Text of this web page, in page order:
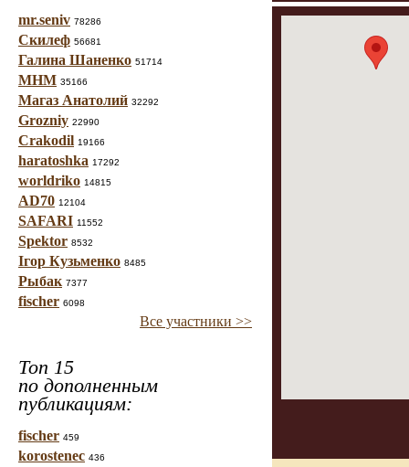
mr.seniv 78286
Скилеф 56681
Галина Шаненко 51714
МНМ 35166
Магаз Анатолий 32292
Grozniy 22990
Crakodil 19166
haratoshka 17292
worldriko 14815
AD70 12104
SAFARI 11552
Spektor 8532
Ігор Кузьменко 8485
Рыбак 7377
fischer 6098
Все участники >>
Топ 15
по дополненным
публикациям:
fischer 459
korostenec 436